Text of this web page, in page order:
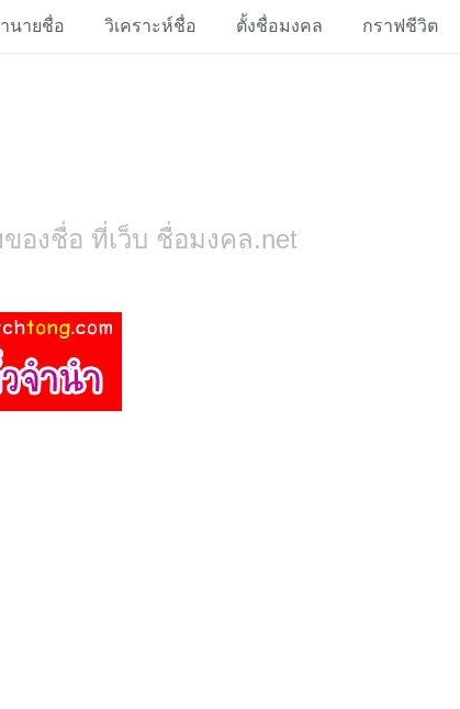
องชื่อ ที่เว็บ ชื่อมงคล.net
นายชื่อ วิเคราะห์ชื่อ ตั้งชื่อมงคล กราฟชีวิต